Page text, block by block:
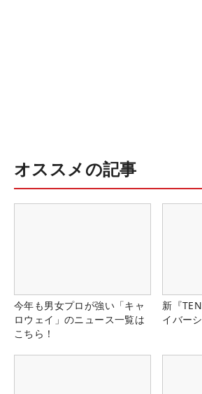
オススメの記事
今年も男女プロが強い「キャ
ロウェイ」のニュース一覧は
こちら！
新『
イバー